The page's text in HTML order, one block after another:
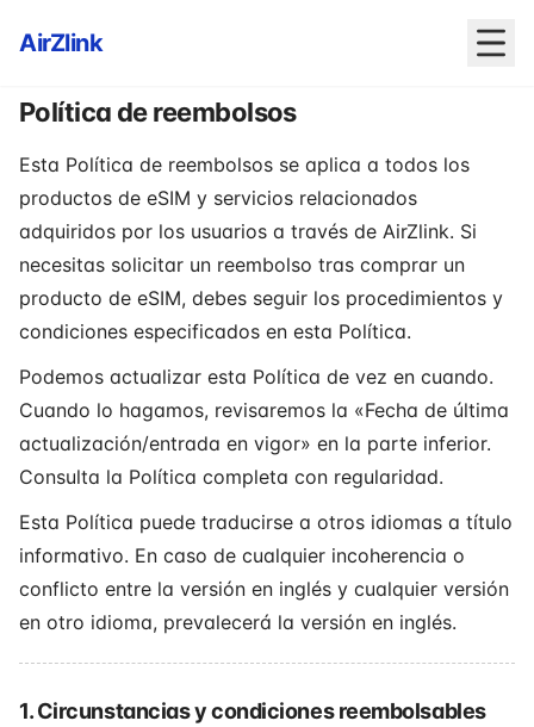
AirZlink
Política de reembolsos
Esta Política de reembolsos se aplica a todos los
productos de eSIM y servicios relacionados
adquiridos por los usuarios a través de AirZlink. Si
necesitas solicitar un reembolso tras comprar un
producto de eSIM, debes seguir los procedimientos y
condiciones especificados en esta Política.
Podemos actualizar esta Política de vez en cuando.
Cuando lo hagamos, revisaremos la «Fecha de última
actualización/entrada en vigor» en la parte inferior.
Consulta la Política completa con regularidad.
Esta Política puede traducirse a otros idiomas a título
informativo. En caso de cualquier incoherencia o
conflicto entre la versión en inglés y cualquier versión
en otro idioma, prevalecerá la versión en inglés.
1. Circunstancias y condiciones reembolsables